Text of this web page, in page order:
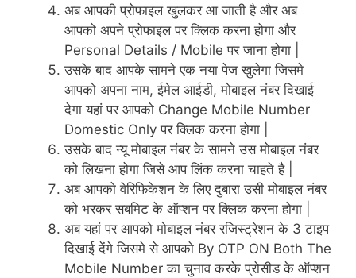
अब आपकी प्रोफाइल खुलकर आ जाती है और अब
आपको अपने प्रोफाइल पर क्लिक करना होगा और
Personal Details / Mobile पर जाना होगा |
उसके बाद आपके सामने एक नया पेज खुलेगा जिसमे
आपको अपना नाम, ईमेल आईडी, मोबाइल नंबर दिखाई
देगा यहां पर आपको Change Mobile Number
Domestic Only पर क्लिक करना होगा |
उसके बाद न्यू मोबाइल नंबर के सामने उस मोबाइल नंबर
को लिखना होगा जिसे आप लिंक करना चाहते है |
अब आपको वेरिफिकेशन के लिए दुबारा उसी मोबाइल नंबर
को भरकर सबमिट के ऑप्शन पर क्लिक करना होगा |
अब यहां पर आपको मोबाइल नंबर रजिस्ट्रेशन के 3 टाइप
दिखाई देंगे जिसमे से आपको By OTP ON Both The
Mobile Number का चुनाव करके प्रोसीड के ऑप्शन